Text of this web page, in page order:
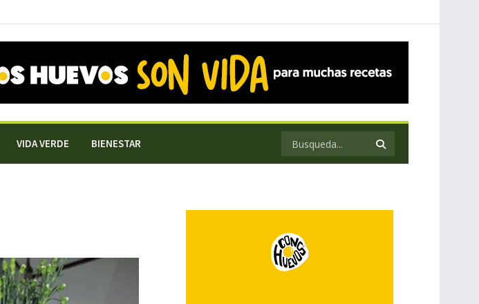
VIDA VERDE BIENESTAR